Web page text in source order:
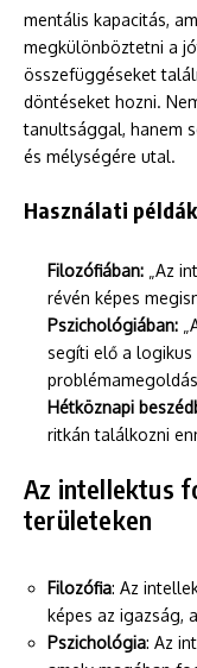
mentális kapacitás,
megkülönböztetni a
összefüggéseket
döntéseket hozni.
tanultsággal, hanem
és mélységére utal.
Használati
Filozófiában: „Az
révén képes
Pszichológiában:
segíti elő a
Hétköznapi
ritkán találkozni
Az intellektus
területeken
Filozófia: Az
képes az igazság,
Pszichológia: Az